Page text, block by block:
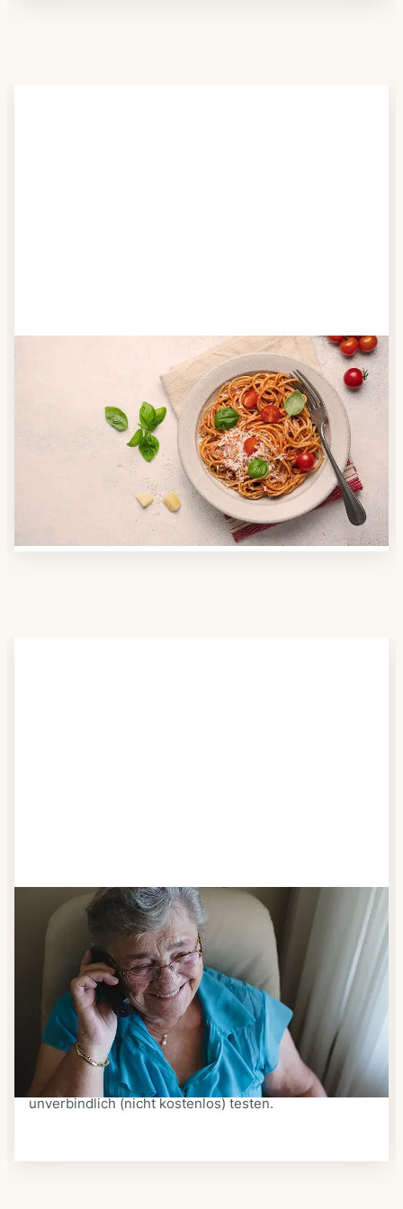
Anbieter finden
Nutzen Sie unsere große Mahlzeiten-Dienst-Suche,
um herauszufinden, welche Anbieter es in Ihrer
Region gibt und welcher am besten zu Ihnen passt.
Verschaffen Sie sich auch einen Überblick über die
Essen auf Rädern-Kosten.
Schritt 3
Bestellen & liefern lassen
Suchen Sie sich aus dem Speiseplan Ihres Anbieters
aus, was Ihnen schmeckt. Bestellen Sie telefonisch,
schriftlich oder im Online-Shop Ihres Anbieters.
Ein Kurier liefert Ihnen das bestellte Essen zum
vereinbarten Zeitpunkt nach Hause. Bei vielen
Anbietern können Sie Essen auf Rädern auch
unverbindlich (nicht kostenlos) testen.